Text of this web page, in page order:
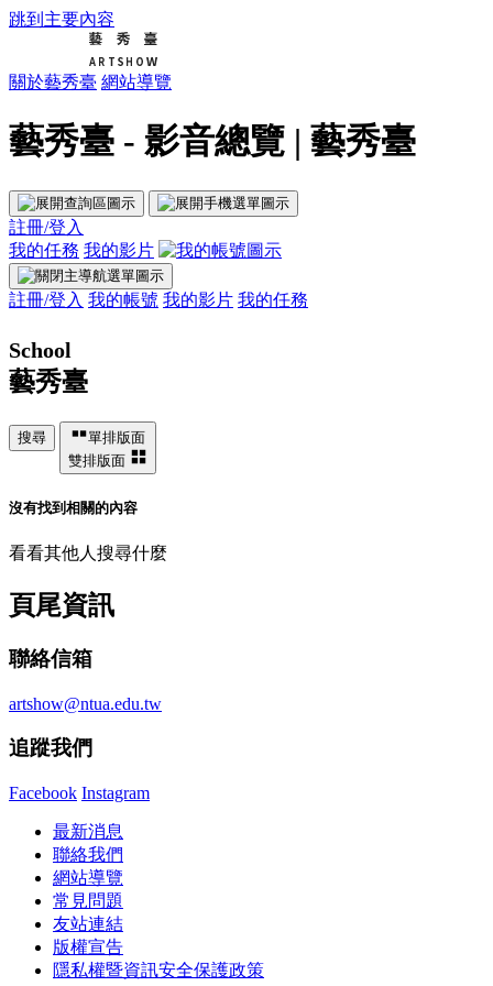
跳到主要內容
關於藝秀臺 網站導覽
藝秀臺 - 影音總覽 | 藝秀臺
註冊/登入
我的任務 我的影片
註冊/登入 我的帳號 我的影片 我的任務
School
藝秀臺
搜尋
單排版面
雙排版面
沒有找到相關的內容
看看其他人搜尋什麼
頁尾資訊
聯絡信箱
artshow@ntua.edu.tw
追蹤我們
Facebook Instagram
最新消息
聯絡我們
網站導覽
常見問題
友站連結
版權宣告
隱私權暨資訊安全保護政策